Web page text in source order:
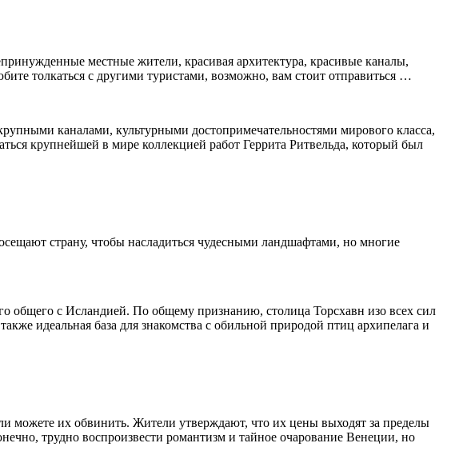
местные жители, красивая архитектура, красивые каналы,
толкаться с другими туристами, возможно, вам стоит отправиться …
каналами, культурными достопримечательностями мирового класса,
крупнейшей в мире коллекцией работ Геррита Ритвельда, который был
страну, чтобы насладиться чудесными ландшафтами, но многие
общего с Исландией. По общему признанию, столица Торсхавн изо всех сил
идеальная база для знакомства с обильной природой птиц архипелага и
можете их обвинить. Жители утверждают, что их цены выходят за пределы
трудно воспроизвести романтизм и тайное очарование Венеции, но